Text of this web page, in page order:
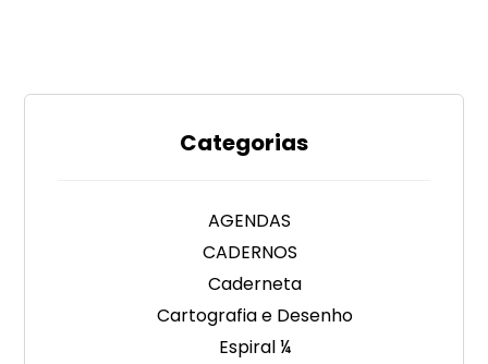
Categorias
AGENDAS
CADERNOS
Caderneta
Cartografia e Desenho
Espiral ¼